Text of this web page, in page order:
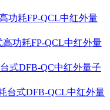
功耗FP-QCL中红外量
高功耗FP-QCL中红外量
式DFB-QC中红外量子
台式DFB-QCL中红外量